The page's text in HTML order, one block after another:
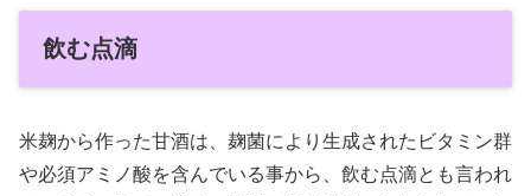
飲む点滴
米麹から作った甘酒は、麹菌により生成されたビタミン群
や必須アミノ酸を含んでいる事から、飲む点滴とも言われ